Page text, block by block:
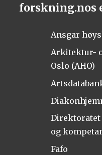
forskning.nos
Ansgar
Arkitektur-
Oslo (AHO)
og
Fafo